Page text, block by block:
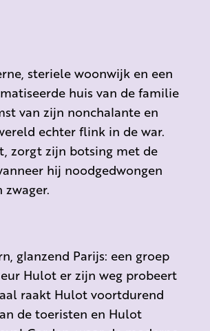
steriele woonwijk en een
huis van de familie
van zijn nonchalante en
echter flink in de war.
zorgt zijn botsing met de
hij noodgedwongen
glanzend Parijs: een groep
Hulot er zijn weg probeert
raakt Hulot voortdurend
de toeristen en Hulot